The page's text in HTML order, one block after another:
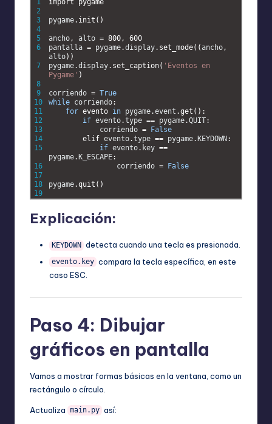
1
2
3
4
5
6
7
8
9
10
11
12
13
14
15
16
17
18
19
import pygame
pygame. init ( )
ancho, alto = 800,
600
pantalla = pygame.display. set_mode( (ancho,
alto) )
pygame.display. set_caption( 'Eventos en
Pygame' )
corriendo = True
while corriendo:
for evento in pygame.event .get ( ) :
if evento.type == pygame.QUIT:
corriendo =
False
elif evento.type == pygame. KEYDOWN :
if evento. key ==
pygame. K_ESCAPE:
corriendo = False
pygame.quit ( )
Explicación:
KEYDOWN detecta cuando una tecla es presionada.
evento.key compara la tecla específica, en este
caso ESC.
Paso 4: Dibujar
gráficos en pantalla
Vamos a mostrar formas básicas en la ventana, como un
rectángulo o círculo.
Actualiza main.py así: